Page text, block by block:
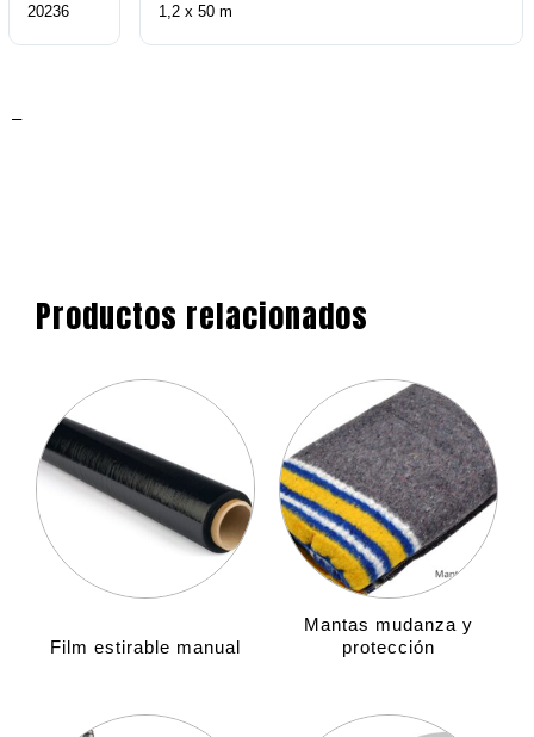
20236
1,2 x 50 m
–
Productos relacionados
Film estirable manual
Mantas mudanza y
protección